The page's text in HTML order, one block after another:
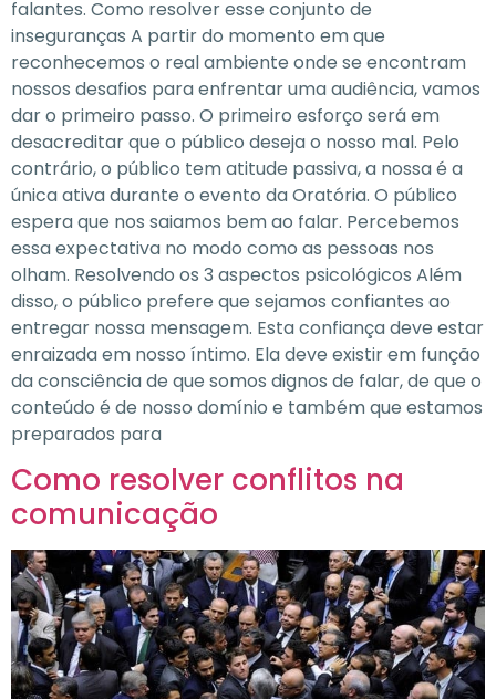
falantes. Como resolver esse conjunto de
inseguranças A partir do momento em que
reconhecemos o real ambiente onde se encontram
nossos desafios para enfrentar uma audiência, vamos
dar o primeiro passo. O primeiro esforço será em
desacreditar que o público deseja o nosso mal. Pelo
contrário, o público tem atitude passiva, a nossa é a
única ativa durante o evento da Oratória. O público
espera que nos saiamos bem ao falar. Percebemos
essa expectativa no modo como as pessoas nos
olham. Resolvendo os 3 aspectos psicológicos Além
disso, o público prefere que sejamos confiantes ao
entregar nossa mensagem. Esta confiança deve estar
enraizada em nosso íntimo. Ela deve existir em função
da consciência de que somos dignos de falar, de que o
conteúdo é de nosso domínio e também que estamos
preparados para
Como resolver conflitos na
comunicação